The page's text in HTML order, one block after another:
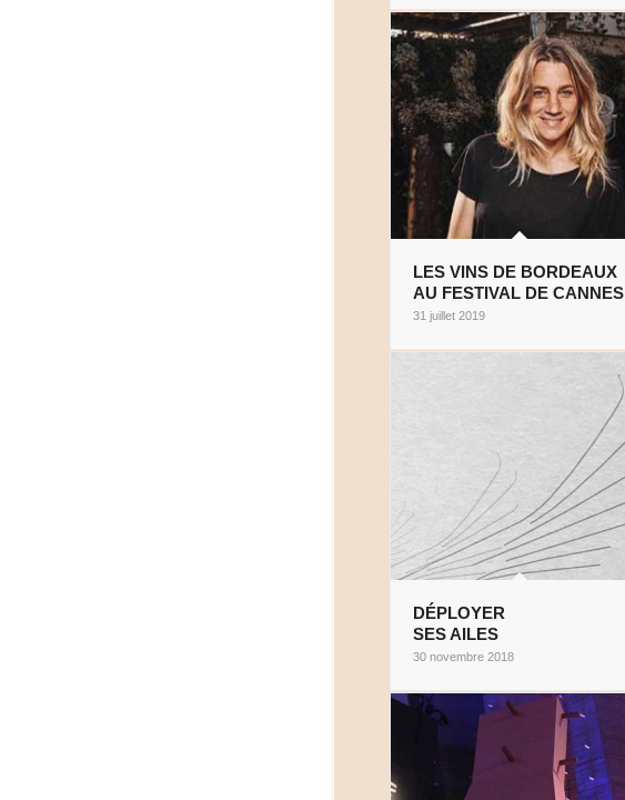
LES VINS DE BORDEAUX
AU FESTIVAL DE CANNES
31 juillet 2019
DÉPLOYER
SES AILES
30 novembre 2018